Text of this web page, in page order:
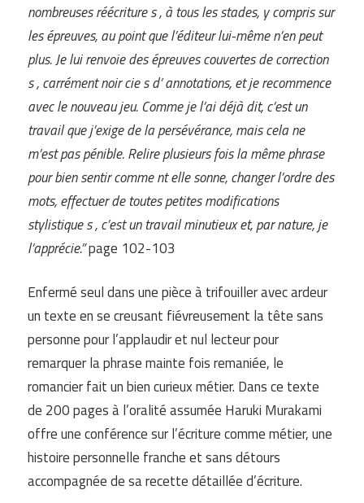
nombreuses réécriture s , à tous les stades, y compris sur
les épreuves, au point que l’éditeur lui-même n’en peut
plus. Je lui renvoie des épreuves couvertes de correction
s , carrément noir cie s d’ annotations, et je recommence
avec le nouveau jeu. Comme je l’ai déjà dit, c’est un
travail que j’exige de la persévérance, mais cela ne
m’est pas pénible. Relire plusieurs fois la même phrase
pour bien sentir comme nt elle sonne, changer l’ordre des
mots, effectuer de toutes petites modifications
stylistique s , c’est un travail minutieux et, par nature, je
l’apprécie.”page 102-103
Enfermé seul dans une pièce à trifouiller avec ardeur
un texte en se creusant fiévreusement la tête sans
personne pour l’applaudir et nul lecteur pour
remarquer la phrase mainte fois remaniée, le
romancier fait un bien curieux métier. Dans ce texte
de 200 pages à l’oralité assumée Haruki Murakami
offre une conférence sur l’écriture comme métier, une
histoire personnelle franche et sans détours
accompagnée de sa recette détaillée d’écriture.